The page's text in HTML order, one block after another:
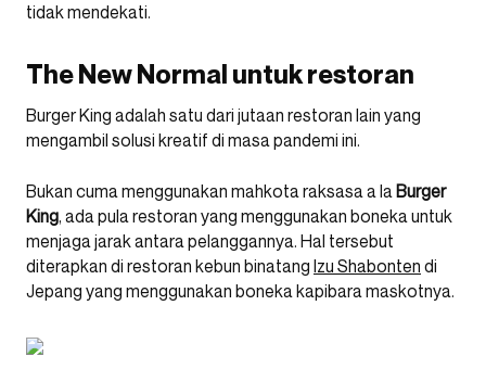
tidak mendekati.
The New Normal untuk restoran
Burger King adalah satu dari jutaan restoran lain yang
mengambil solusi kreatif di masa pandemi ini.
Bukan cuma menggunakan mahkota raksasa a la Burger
King, ada pula restoran yang menggunakan boneka untuk
menjaga jarak antara pelanggannya. Hal tersebut
diterapkan di restoran kebun binatang Izu Shabonten di
Jepang yang menggunakan boneka kapibara maskotnya.